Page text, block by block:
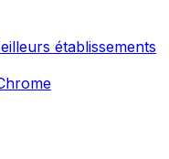
établissements